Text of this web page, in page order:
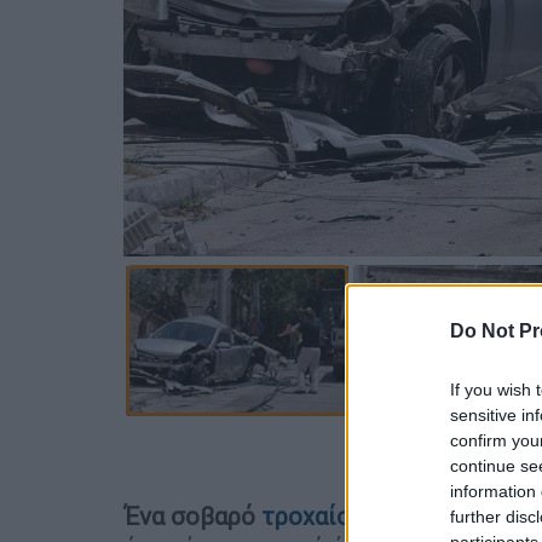
Do Not
If you wish
sensitive
confirm
continue
information
further
Ένα σοβαρό τροχαίο ατύχημα έγινε